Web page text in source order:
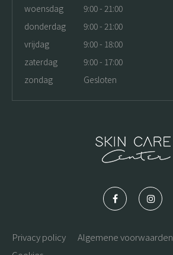
woensdag
9:00 - 21:00
donderdag
9:00 - 21:00
vrijdag
9:00 - 18:00
zaterdag
9:00 - 17:00
zondag
Gesloten
Privacy policy Algemene voorwaarden